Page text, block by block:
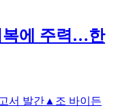
복에 주력…한
서 발간▲조 바이든